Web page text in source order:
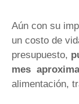
Aún con su
un costo de
presupuesto,
mes
alimentación,